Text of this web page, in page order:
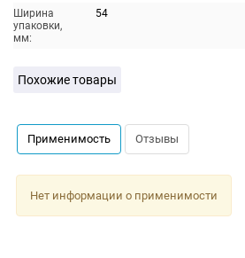
Ширина
упаковки,
мм:
54
Похожие товары
Применимость Отзывы
Нет информации о применимости